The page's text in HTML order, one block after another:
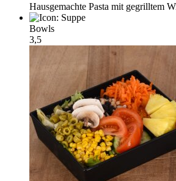
Hausgemachte Pasta mit gegrilltem
Bowls
3,5